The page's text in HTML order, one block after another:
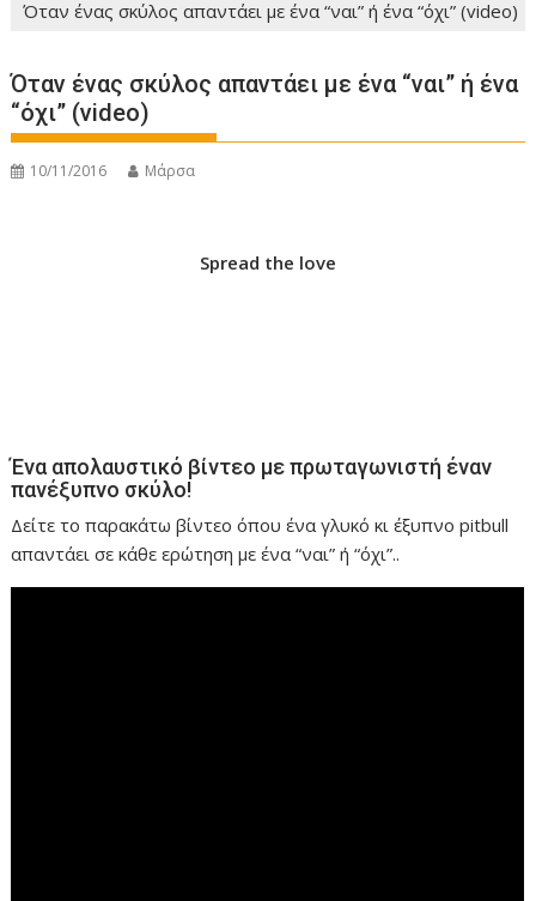
Όταν ένας σκύλος απαντάει με ένα “ναι” ή ένα “όχι” (video)
Όταν ένας σκύλος απαντάει με ένα “ναι” ή ένα
“όχι” (video)
10/11/2016 Μάρσα
Spread the love
Ένα απολαυστικό βίντεο με πρωταγωνιστή έναν
πανέξυπνο σκύλο!
Δείτε το παρακάτω βίντεο όπου ένα γλυκό κι έξυπνο pitbull
απαντάει σε κάθε ερώτηση με ένα “ναι” ή “όχι”..